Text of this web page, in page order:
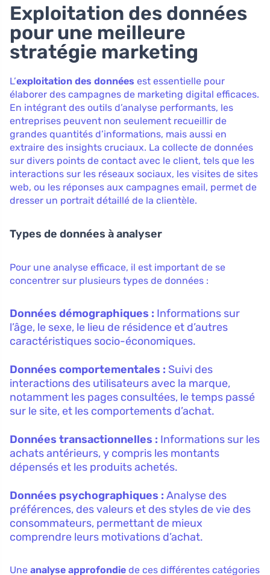
Exploitation des données
pour une meilleure
stratégie marketing
L’exploitation des données est essentielle pour
élaborer des campagnes de marketing digital efficaces.
En intégrant des outils d’analyse performants, les
entreprises peuvent non seulement recueillir de
grandes quantités d’informations, mais aussi en
extraire des insights cruciaux. La collecte de données
sur divers points de contact avec le client, tels que les
interactions sur les réseaux sociaux, les visites de sites
web, ou les réponses aux campagnes email, permet de
dresser un portrait détaillé de la clientèle.
Types de données à analyser
Pour une analyse efficace, il est important de se
concentrer sur plusieurs types de données :
Données démographiques : Informations sur
l’âge, le sexe, le lieu de résidence et d’autres
caractéristiques socio-économiques.
Données comportementales : Suivi des
interactions des utilisateurs avec la marque,
notamment les pages consultées, le temps passé
sur le site, et les comportements d’achat.
Données transactionnelles : Informations sur les
achats antérieurs, y compris les montants
dépensés et les produits achetés.
Données psychographiques : Analyse des
préférences, des valeurs et des styles de vie des
consommateurs, permettant de mieux
comprendre leurs motivations d’achat.
Une analyse approfondie de ces différentes catégories